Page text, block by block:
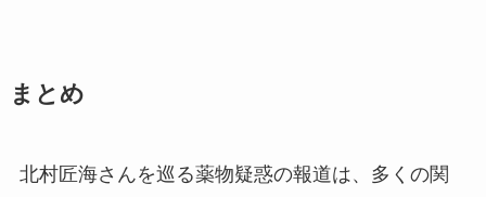
まとめ
北村匠海さんを巡る薬物疑惑の報道は、多くの関